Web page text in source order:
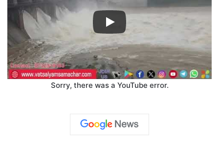
Sorry, there was a YouTube error.